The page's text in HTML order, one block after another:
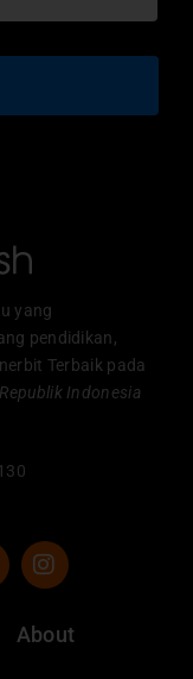
yang
pendidikan,
Terbaik pada
Indonesia
I
n
t
a
About